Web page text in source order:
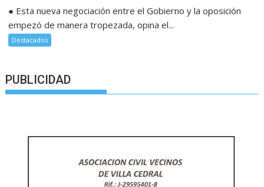
● Esta nueva negociación entre el Gobierno y la oposición
empezó de manera tropezada, opina el...
Destacados
PUBLICIDAD